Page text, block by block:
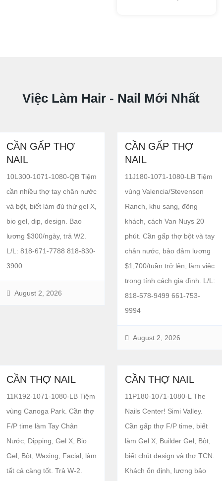
Việc Làm Hair - Nail Mới Nhất
CẦN GẤP THỢ
NAIL
10L300-1071-1080-QB Tiệm
cần nhiều thợ tay chân nước
và bột, biết làm đủ thứ gel X,
bio gel, dip, design. Bao
lương $300/ngày, trả W2.
L/L: 818-671-7788 818-830-
3900
August 2, 2026
CẦN GẤP THỢ
NAIL
11J180-1071-1080-LB Tiệm
vùng Valencia/Stevenson
Ranch, khu sang, đông
khách, cách Van Nuys 20
phút. Cần gấp thợ bột và tay
chân nước, bảo đảm lương
$1,700/tuần trở lên, làm việc
trong tính cách gia đình. L/L:
818-578-9499 661-753-
9994
August 2, 2026
CẦN THỢ NAIL
11K192-1071-1080-LB Tiệm
vùng Canoga Park. Cần thợ
F/P time làm Tay Chân
Nước, Dipping, Gel X, Bio
Gel, Bột, Waxing, Facial, làm
tất cả càng tốt. Trả W-2.
CẦN THỢ NAIL
11P180-1071-1080-L The
Nails Center! Simi Valley.
Cần gấp thợ F/P time, biết
làm Gel X, Builder Gel, Bột,
biết chút design và thợ TCN.
Khách ổn định, lương bảo